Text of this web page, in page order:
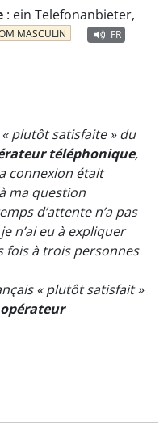
: ein Telefonanbieter,
MASCULIN
FR
« plutôt satisfaite » du
téléphonique,
connexion était
ma question
d’attente n’a pas
n’ai eu à expliquer
à trois personnes
« plutôt satisfait »
opérateur